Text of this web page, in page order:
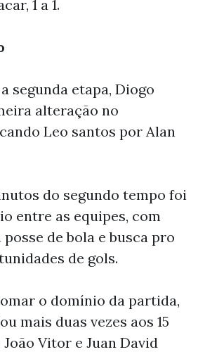
1 a 1.
segunda etapa, Diogo
alteração no
Leo santos por Alan
do segundo tempo foi
entre as equipes, com
de bola e busca pro
de gols.
o domínio da partida,
mais duas vezes aos 15
Vitor e Juan David